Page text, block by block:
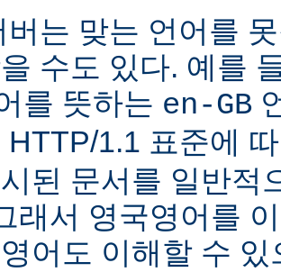
버는 맞는 언어를
수도 있다. 예를
를 뜻하는 en-GB
HTTP/1.1 표준에
된 문서를 일반적
래서 영국영어를
어도 이해할 수